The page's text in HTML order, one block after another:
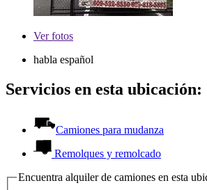
Verfotos
habla español
Servicios en esta ubicación:
Camiones para mudanza
Remolques y remolcado
Encuentra alquiler de camiones en esta